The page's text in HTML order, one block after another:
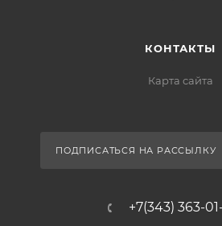
КОНТАКТЫ
Карта сайта
ПОДПИСАТЬСЯ НА РАССЫЛКУ
+7(343) 363-